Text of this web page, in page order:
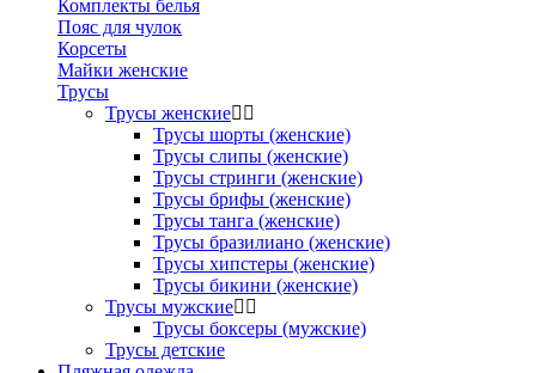
Комплекты белья
Пояс для чулок
Корсеты
Майки женские
Трусы
Трусы женские
Трусы шорты (женские)
Трусы слипы (женские)
Трусы стринги (женские)
Трусы брифы (женские)
Трусы танга (женские)
Трусы бразилиано (женские)
Трусы хипстеры (женские)
Трусы бикини (женские)
Трусы мужские
Трусы боксеры (мужские)
Трусы детские